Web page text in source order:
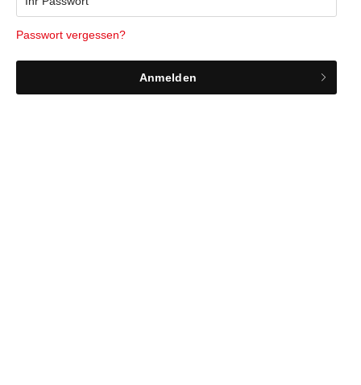
Passwort vergessen?
Anmelden